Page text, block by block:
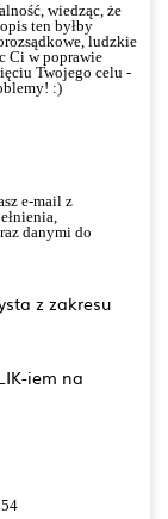
wiedząc, że
ten byłby
ludzkie
Ci w poprawie
Twojego celu -
:)
e-mail z
danymi do
z zakresu
iem na